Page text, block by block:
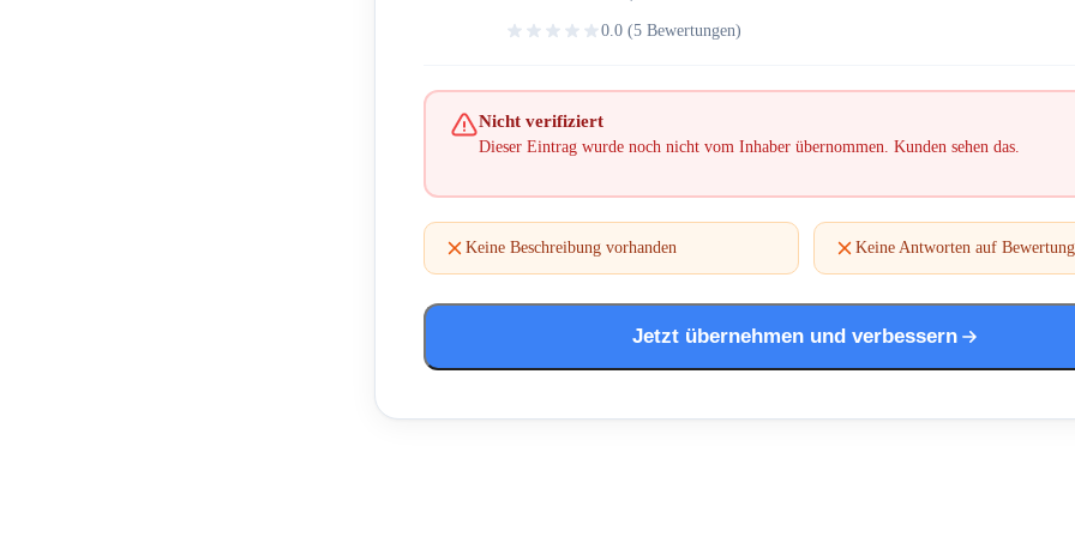
0.0 (5 Bewertungen)
Nicht verifiziert
Dieser Eintrag wurde noch nicht vom Inhaber übernommen. Kunden sehen das.
Keine Beschreibung vorhanden Keine Antworten auf
Jetzt übernehmen und verbessern